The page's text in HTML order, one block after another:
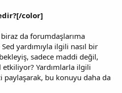
color]
da forumdaşlarıma
yardımıyla ilgili nasıl bir
sadece maddi değil,
etkiliyor? Yardımlarla ilgili
bu konuyu daha da